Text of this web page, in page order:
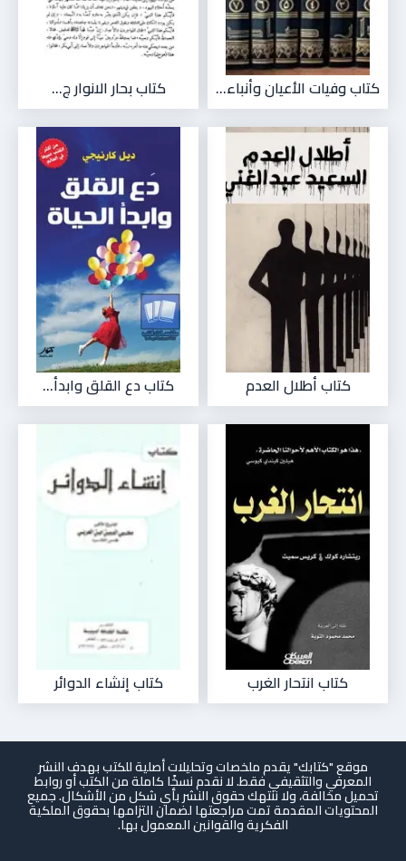
كتاب وفيات الأعيان وأنباء... كتاب بحار الانوار ج...
كتاب أطلال العدم كتاب دع القلق وابدأ...
كتاب انتحار الغرب كتاب إنشاء الدوائر
موقع "كتابك" يقدم ملخصات وتحليلات أصلية للكتب بهدف النشر
المعرفي والتثقيفي فقط. لا نقدم نسخًا كاملة من الكتب أو روابط
تحميل مخالفة، ولا ننتهك حقوق النشر بأي شكل من الأشكال. جميع
المحتويات المقدمة تمت مراجعتها لضمان التزامها بحقوق الملكية
الفكرية والقوانين المعمول بها.